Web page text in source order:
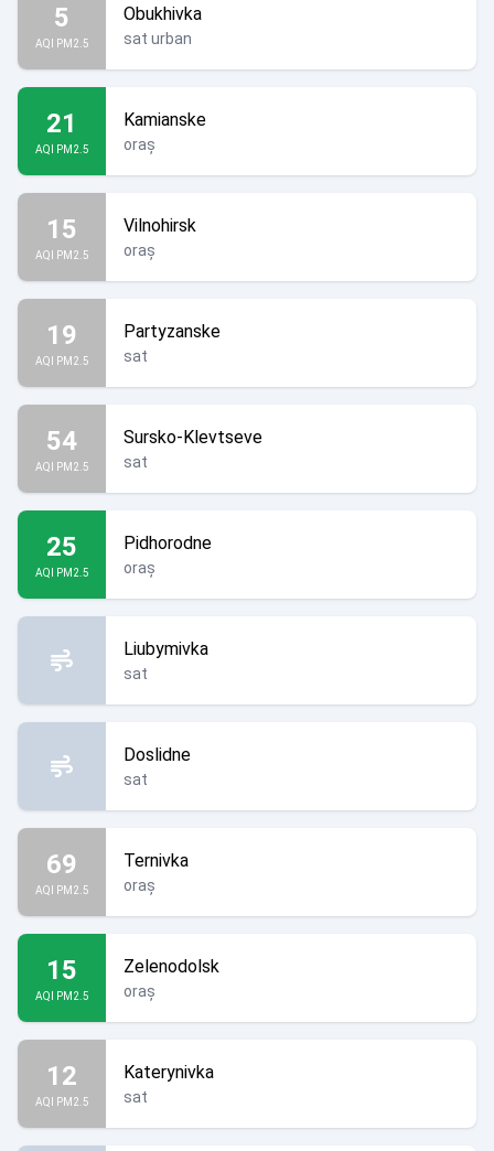
5
AQI PM2.5
Obukhivka
sat urban
21
AQI PM2.5
Kamianske
oraș
15
AQI PM2.5
Vilnohirsk
oraș
19
AQI PM2.5
Partyzanske
sat
54
AQI PM2.5
Sursko-Klevtseve
sat
25
AQI PM2.5
Pidhorodne
oraș
Liubymivka
sat
Doslidne
sat
69
AQI PM2.5
Ternivka
oraș
15
AQI PM2.5
Zelenodolsk
oraș
12
AQI PM2.5
Katerynivka
sat